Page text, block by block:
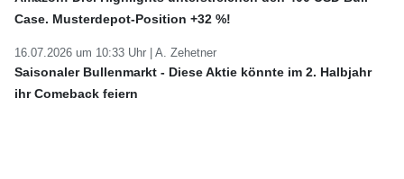
Case. Musterdepot-Position +32 %!
16.07.2026 um 10:33 Uhr | A. Zehetner
Saisonaler Bullenmarkt - Diese Aktie könnte im 2. Halbjahr
ihr Comeback feiern